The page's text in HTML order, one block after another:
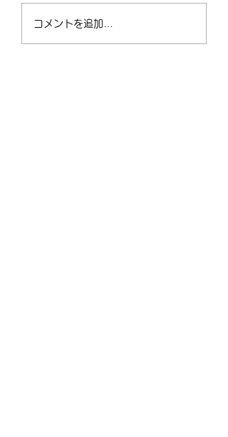
4/2（木）18:30〜
21:00 フリークラス
コメントを追加…